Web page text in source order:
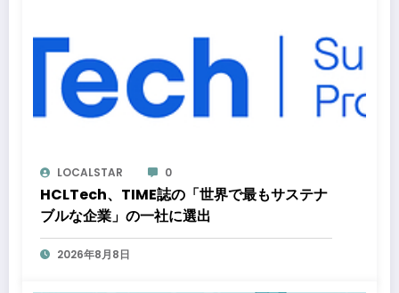
LOCALSTAR 0
HCLTech、TIME誌の「世界で最もサステナ
ブルな企業」の一社に選出
2026年8月8日